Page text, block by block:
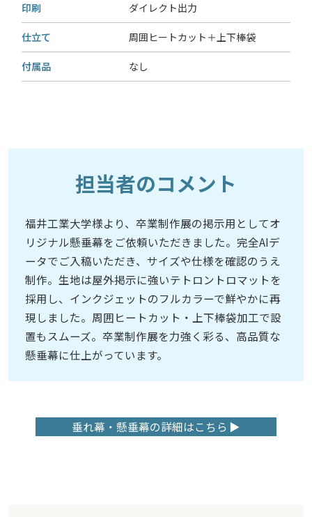
印刷 ダイレクト出力
仕立て 周囲ヒートカット＋上下棒袋
付属品 なし
担当者のコメント
福井工業大学様より、卒業制作展の掲示用としてオ
リジナル懸垂幕をご依頼いただきました。完全AIデ
ータでご入稿いただき、サイズや仕様を確認のうえ
制作。生地は屋外掲示に強いテトロントロマットを
採用し、インクジェットのフルカラーで鮮やかに再
現しました。周囲ヒートカット・上下棒袋加工で設
置もスムーズ。卒業制作展を力強く彩る、高品質な
懸垂幕に仕上がっています。
垂れ幕・懸垂幕の詳細はこちら